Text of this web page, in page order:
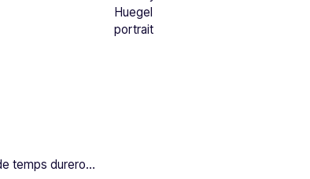
Combien de temps dureront mes autocollants et étiquettes ?